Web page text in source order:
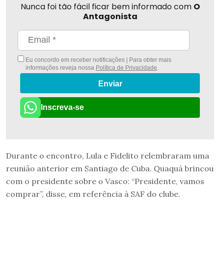
Nunca foi tão fácil ficar bem informado com O
Antagonista
Eu concordo em receber notificações | Para obter mais
informações reveja nossa Política de Privacidade
Enviar
Inscreva-se
Durante o encontro, Lula e Fidelito relembraram uma
reunião anterior em Santiago de Cuba. Quaquá brincou
com o presidente sobre o Vasco: “Presidente, vamos
comprar”, disse, em referência à SAF do clube.